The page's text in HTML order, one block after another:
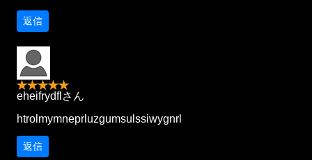
返信
eheifrydflさん
htrolmymneprluzgumsulssiwygnrl
返信